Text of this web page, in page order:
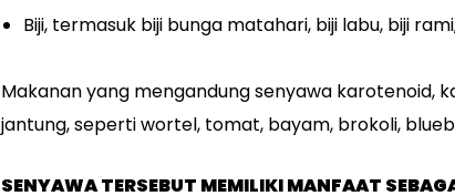
Biji, termasuk biji bunga matahari, biji labu, biji
Makanan yang mengandung senyawa karotenoid,
jantung, seperti wortel, tomat, bayam, brokoli,
SENYAWA TERSEBUT MEMILIKI MANFAAT